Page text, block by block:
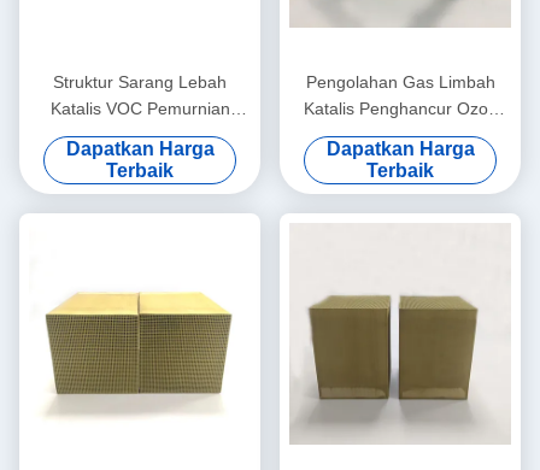
Struktur Sarang Lebah
Katalis VOC Pemurnian
Udara Porositas Tinggi
Dapatkan Harga
Terbaik
Pengolahan Gas Limbah
Katalis Penghancur Ozon
150x150x50mm Hingga
300mm
Dapatkan Harga
Terbaik